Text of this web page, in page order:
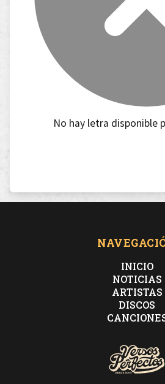
No hay letra disponible
INICIO
NOTICIAS
ARTISTAS
DISCOS